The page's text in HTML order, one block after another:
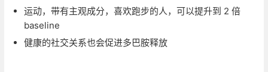
运动，带有主观成分，喜欢跑步的人，可以提升到 2 倍
baseline
健康的社交关系也会促进多巴胺释放